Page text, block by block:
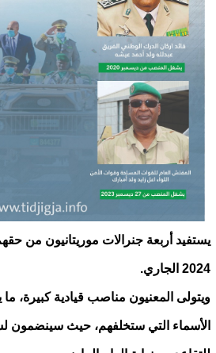
يستفيد أربعة جنرالات موريتانيون من
2024 الجاري.
ويتولى المعنيون مناصب قيادية كبيرة،
الأسماء التي ستخلفهم، حيث سينضمون